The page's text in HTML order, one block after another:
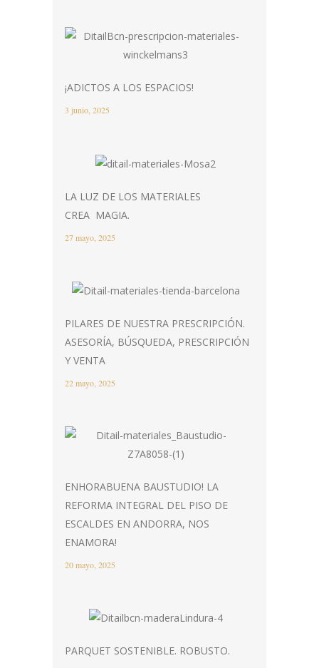
¡ADICTOS A LOS ESPACIOS!
3 junio, 2025
LA LUZ DE LOS MATERIALES
CREA MAGIA.
27 mayo, 2025
PILARES DE NUESTRA PRESCRIPCIÓN.
ASESORÍA, BÚSQUEDA, PRESCRIPCIÓN
Y VENTA
22 mayo, 2025
ENHORABUENA BAUSTUDIO! LA
REFORMA INTEGRAL DEL PISO DE
ESCALDES EN ANDORRA, NOS
ENAMORA!
20 mayo, 2025
PARQUET SOSTENIBLE. ROBUSTO.